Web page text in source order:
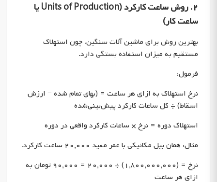
۲. روش ساعت کارکرد (Units of Production یا
ساعت کار)
بهترین روش برای ماشین آلات سنگین، چون استهلاک
مستقیم به میزان استفاده بستگی دارد.
فرمول:
نرخ استهلاک به ازای هر ساعت = (بهای تمام شده − ارزش
اسقاط) ÷ کل ساعات کارکرد پیش‌بینی‌شده
استهلاک دوره = نرخ × ساعات کارکرد واقعی در دوره
مثال: همان بیل مکانیکی با عمر مفید ۲۰,۰۰۰ ساعت کارکرد.
نرخ = (۱,۸۰۰,۰۰۰,۰۰۰) ÷ ۲۰,۰۰۰ = ۹۰,۰۰۰ تومان به
ازای هر ساعت